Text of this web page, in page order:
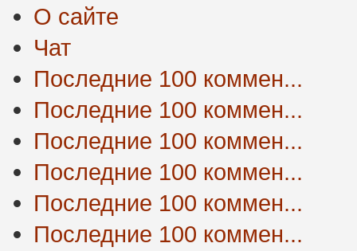
О сайте
Чат
Последние 100 коммен...
Последние 100 коммен...
Последние 100 коммен...
Последние 100 коммен...
Последние 100 коммен...
Последние 100 коммен...